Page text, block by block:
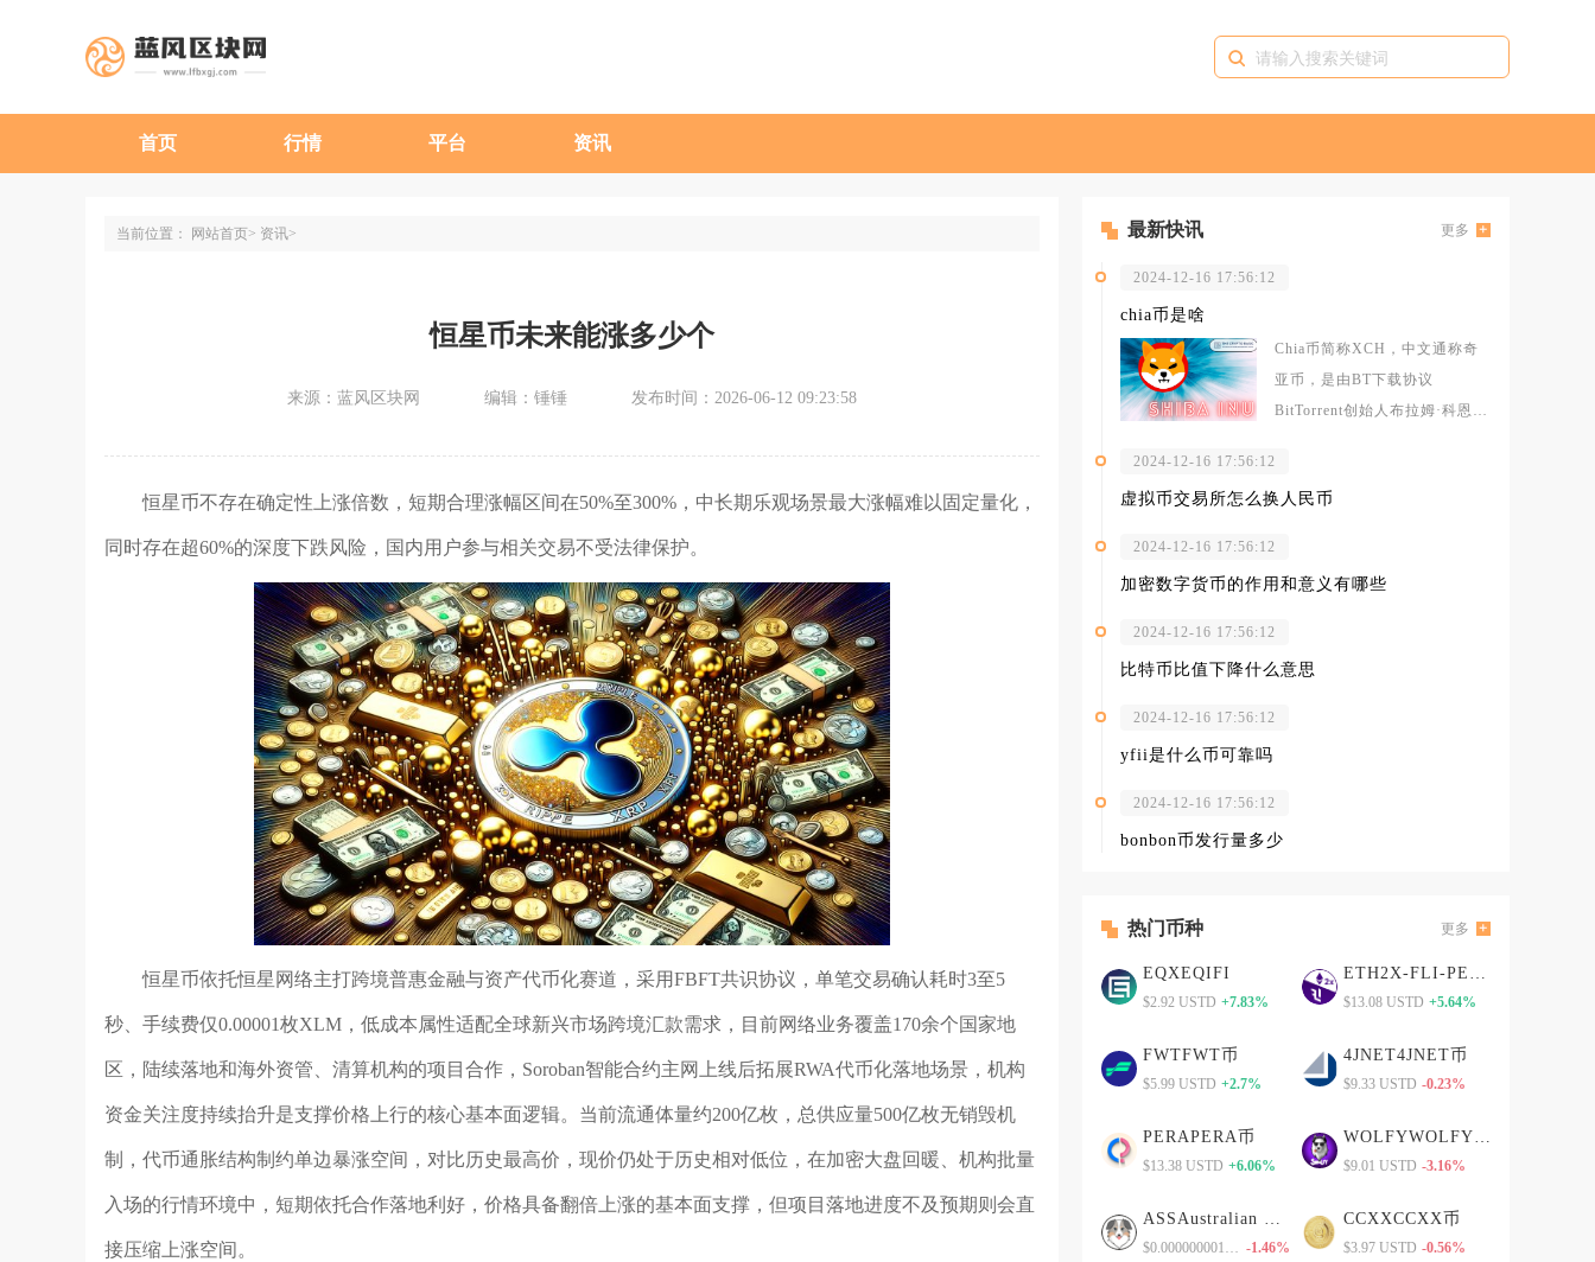
首页 行情 平台 资讯
当前位置： 网站首页 资讯
恒星币未来能涨多少个
来源：蓝风区块网 编辑：锤锤 发布时间：2026-06-12 09:23:58
恒星币不存在确定性上涨倍数，短期合理涨幅区间在50%至300%，中长期乐观场景最大涨幅难以固定量化，
同时存在超60%的深度下跌风险，国内用户参与相关交易不受法律保护。
恒星币依托恒星网络主打跨境普惠金融与资产代币化赛道，采用FBFT共识协议，单笔交易确认耗时3至5
秒、手续费仅0.00001枚XLM，低成本属性适配全球新兴市场跨境汇款需求，目前网络业务覆盖170余个国家地
区，陆续落地和海外资管、清算机构的项目合作，Soroban智能合约主网上线后拓展RWA代币化落地场景，机构
资金关注度持续抬升是支撑价格上行的核心基本面逻辑。当前流通体量约200亿枚，总供应量500亿枚无销毁机
制，代币通胀结构制约单边暴涨空间，对比历史最高价，现价仍处于历史相对低位，在加密大盘回暖、机构批量
入场的行情环境中，短期依托合作落地利好，价格具备翻倍上涨的基本面支撑，但项目落地进度不及预期则会直
接压缩上涨空间。
最新快讯 更多
2024-12-16 17:56:12
chia币是啥
Chia币简称XCH，中文通称奇
亚币，是由BT下载协议
BitTorrent创始人布拉姆·科恩打
2024-12-16 17:56:12
虚拟币交易所怎么换人民币
2024-12-16 17:56:12
加密数字货币的作用和意义有哪些
2024-12-16 17:56:12
比特币比值下降什么意思
2024-12-16 17:56:12
yfii是什么币可靠吗
2024-12-16 17:56:12
bonbon币发行量多少
热门币种 更多
EQXEQIFI
$2.92 USTD +7.83%
ETH2X-FLI-PETH2X-FLI-P币
$13.08 USTD +5.64%
FWTFWT币
$5.99 USTD +2.7%
4JNET4JNET币
$9.33 USTD -0.23%
PERAPERA币
$13.38 USTD +6.06%
WOLFYWOLFY币
$9.01 USTD -3.16%
ASSAustralian Safe Shepherd
$0.0000000011 USTD -1.46%
CCXXCCXX币
$3.97 USTD -0.56%